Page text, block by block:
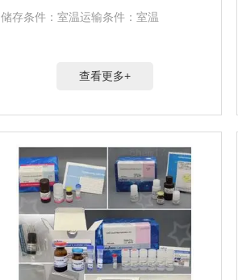
储存条件：室温运输条件：室温
查看更多+